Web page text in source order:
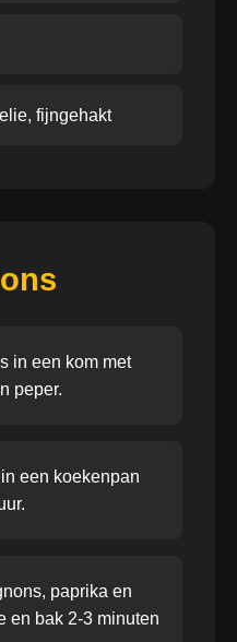
fijngehakt
in een kom met
peper.
een koekenpan
paprika en
en bak 2-3 minuten